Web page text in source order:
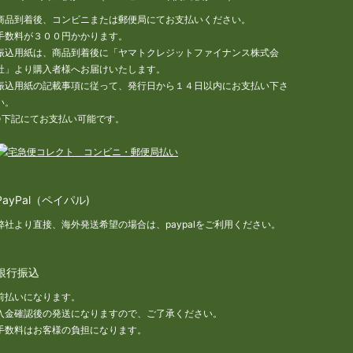
品到着後、コンビニまたは郵便局にてお支払いください。
数料が３００円かかります。
込用紙は、商品到着後に「ヤマトクレジットファイナンス株式会
」より購入者様へお届けいたします。
込用紙の記載事項に従って、発行日から１４日以内にお支払い下さ
。
記にてお支払い可能です。
（ペイパル)
社より直接、海外発送希望の場合は、paypalをご利用ください。
行振込
払いになります。
金確認後の発送になりますので、ご了承ください。
数料はお客様の負担になります。